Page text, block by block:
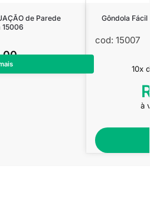
de Parede
Gôndola
cod: 15007
10x
à